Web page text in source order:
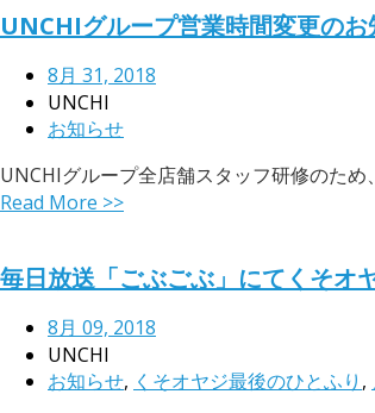
UNCHIグループ営業時間変更のお
8月 31, 2018
UNCHI
お知らせ
UNCHIグループ全店舗スタッフ研修のた
Read More >>
毎日放送「ごぶごぶ」にてくそオ
8月 09, 2018
UNCHI
お知らせ, くそオヤジ最後のひとふり ,